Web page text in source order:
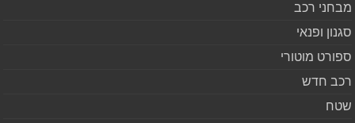
רכב
ופנאי
מוטורי
חדש